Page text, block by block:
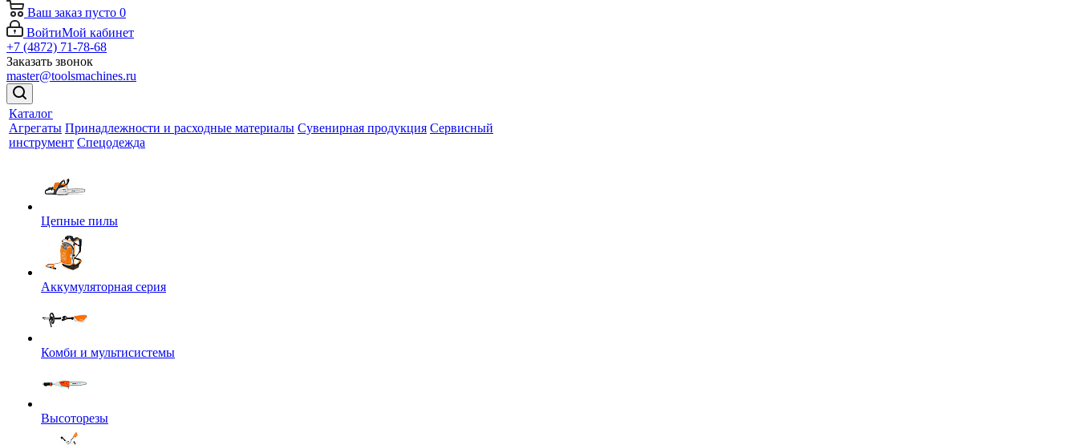
Ваш заказ пусто 0
ВойтиМой кабинет
+7 (4872) 71-78-68
Заказать звонок
master@toolsmachines.ru
Каталог
Агрегаты Принадлежности и расходные материалы Сувенирная продукция Сервисный
инструмент Спецодежда
Цепные пилы
Аккумуляторная серия
Комби и мультисистемы
Высоторезы